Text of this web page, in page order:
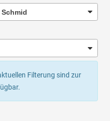
Filterung sind zur